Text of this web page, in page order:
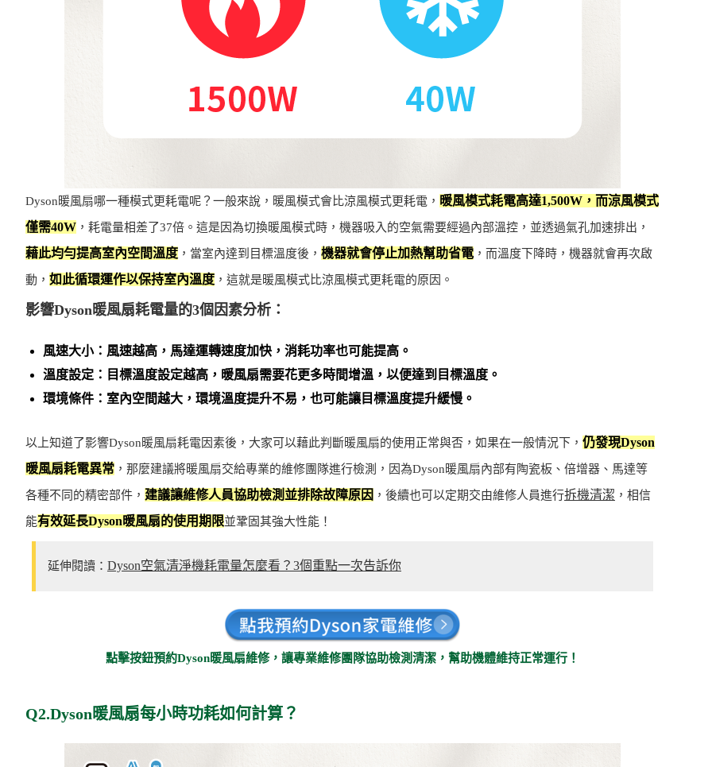
Dyson暖風扇哪一種模式更耗電呢？一般來說，暖風模式會比涼風模式更耗電， 暖風模式耗電高達1,500W，而涼風模式
僅需40W ，耗電量相差了37倍。這是因為切換暖風模式時，機器吸入的空氣需要經過內部溫控，並透過氣孔加速排出，
藉此均勻提高室內空間溫度 ，當室內達到目標溫度後， 機器就會停止加熱幫助省電 ，而溫度下降時，機器就會再次啟
動， 如此循環運作以保持室內溫度 ，這就是暖風模式比涼風模式更耗電的原因。
影響Dyson暖風扇耗電量的3個因素分析：
風速大小：風速越高，馬達運轉速度加快，消耗功率也可能提高。
溫度設定：目標溫度設定越高，暖風扇需要花更多時間增溫，以便達到目標溫度。
環境條件：室內空間越大，環境溫度提升不易，也可能讓目標溫度提升緩慢。
以上知道了影響Dyson暖風扇耗電因素後，大家可以藉此判斷暖風扇的使用正常與否，如果在一般情況下， 仍發現Dyson
暖風扇耗電異常 ，那麼建議將暖風扇交給專業的維修團隊進行檢測，因為Dyson暖風扇內部有陶瓷板、倍增器、馬達等
各種不同的精密部件， 建議讓維修人員協助檢測並排除故障原因 ，後續也可以定期交由維修人員進行拆機清潔 ，相信
能有效延長Dyson暖風扇的使用期限並鞏固其強大性能！
延伸閱讀： Dyson空氣清淨機耗電量怎麼看？3個重點一次告訴你
點擊按鈕預約Dyson暖風扇維修，讓專業維修團隊協助檢測清潔，幫助機體維持正常運行！
Q2.Dyson暖風扇每小時功耗如何計算？